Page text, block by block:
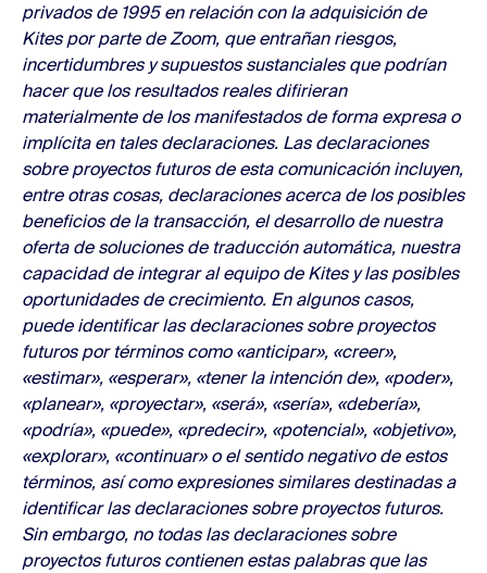
privados de 1995 en relación con la adquisición de
Kites por parte de Zoom, que entrañan riesgos,
incertidumbres y supuestos sustanciales que podrían
hacer que los resultados reales difirieran
materialmente de los manifestados de forma expresa o
implícita en tales declaraciones. Las declaraciones
sobre proyectos futuros de esta comunicación incluyen,
entre otras cosas, declaraciones acerca de los posibles
beneficios de la transacción, el desarrollo de nuestra
oferta de soluciones de traducción automática, nuestra
capacidad de integrar al equipo de Kites y las posibles
oportunidades de crecimiento. En algunos casos,
puede identificar las declaraciones sobre proyectos
futuros por términos como «anticipar», «creer»,
«estimar», «esperar», «tener la intención de», «poder»,
«planear», «proyectar», «será», «sería», «debería»,
«podría», «puede», «predecir», «potencial», «objetivo»,
«explorar», «continuar» o el sentido negativo de estos
términos, así como expresiones similares destinadas a
identificar las declaraciones sobre proyectos futuros.
Sin embargo, no todas las declaraciones sobre
proyectos futuros contienen estas palabras que las